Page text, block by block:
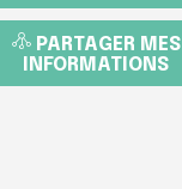
PARTAGER MES
INFORMATIONS